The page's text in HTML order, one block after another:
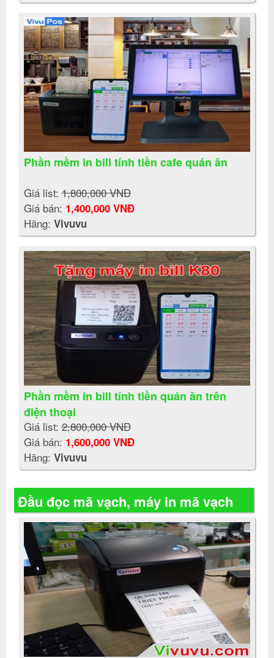
Phần mềm in bill tính tiền cafe quán ăn
Giá list:1,800,000 VNĐ
Giá bán: 1,400,000 VNĐ
Hãng: Vivuvu
Phần mềm in bill tính tiền quán ăn trên
điện thoại
Giá list:2,800,000 VNĐ
Giá bán: 1,600,000 VNĐ
Hãng: Vivuvu
Đầu đọc mã vạch, máy in mã vạch